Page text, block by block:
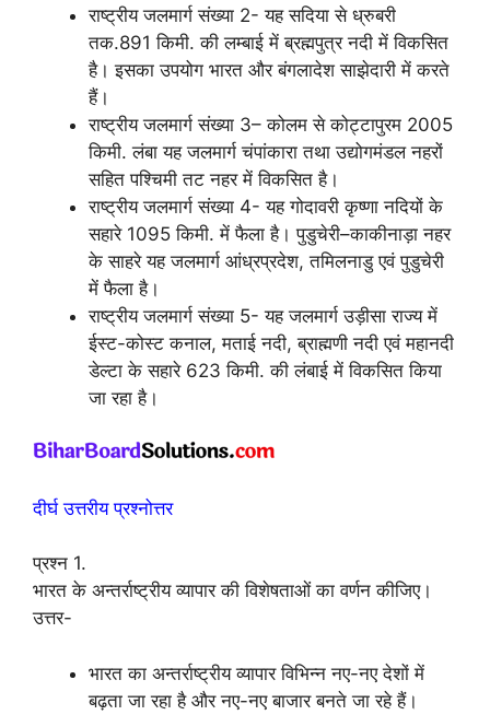
राष्ट्रीय जलमार्ग संख्या 2- यह सदिया से ध्रुबरी
तक.891 किमी. की लम्बाई में ब्रह्मपुत्र नदी में विकसित
है। इसका उपयोग भारत और बंगलादेश साझेदारी में करते
हैं।
राष्ट्रीय जलमार्ग संख्या 3– कोलम से कोट्टापुरम 2005
किमी. लंबा यह जलमार्ग चंपांकारा तथा उद्योगमंडल नहरों
सहित पश्चिमी तट नहर में विकसित है।
राष्ट्रीय जलमार्ग संख्या 4- यह गोदावरी कृष्णा नदियों के
सहारे 1095 किमी. में फैला है। पुडुचेरी–काकीनाड़ा नहर
के साहरे यह जलमार्ग आंध्रप्रदेश, तमिलनाडु एवं पुडुचेरी
में फैला है।
राष्ट्रीय जलमार्ग संख्या 5- यह जलमार्ग उड़ीसा राज्य में
ईस्ट-कोस्ट कनाल, मताई नदी, ब्राह्मणी नदी एवं महानदी
डेल्टा के सहारे 623 किमी. की लंबाई में विकसित किया
जा रहा है।
दीर्घ उत्तरीय प्रश्नोत्तर
प्रश्न 1.
भारत के अन्तर्राष्ट्रीय व्यापार की विशेषताओं का वर्णन कीजिए।
उत्तर-
भारत का अन्तर्राष्ट्रीय व्यापार विभिन्न नए-नए देशों में
बढ़ता जा रहा है और नए-नए बाजार बनते जा रहे हैं।